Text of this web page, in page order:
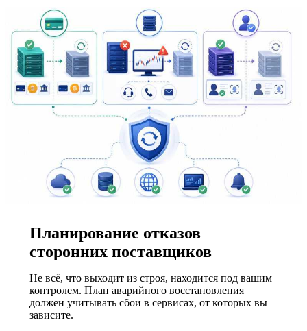
Планирование отказов
сторонних поставщиков
Не всё, что выходит из строя, находится под вашим
контролем. План аварийного восстановления
должен учитывать сбои в сервисах, от которых вы
зависите.